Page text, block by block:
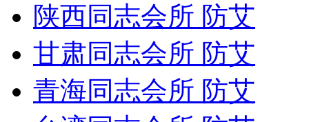
陕西同志会所 防艾
甘肃同志会所 防艾
青海同志会所 防艾